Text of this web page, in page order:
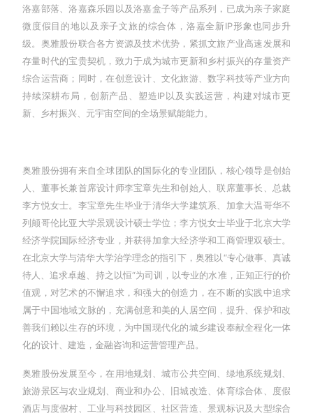
洛嘉部落、洛嘉森乐园以及洛嘉盒子等产品系列，已成为亲子家庭
微度假目的地以及亲子文旅的综合体，洛嘉全新IP形象也同步升
级。奥雅股份联合各方资源及技术优势，紧抓文旅产业高速发展和
存量时代的宝贵契机，致力于成为城市更新和乡村振兴的存量资产
综合运营商；同时，在创意设计、文化旅游、数字科技等产业方向
持续深耕布局，创新产品、塑造IP以及实践运营，构建对城市更
新、乡村振兴、元宇宙空间的全场景赋能能力。
奥雅股份拥有来自全球团队的国际化的专业团队，核心领导是创始
人、董事长兼首席设计师李宝章先生和创始人、联席董事长、总裁
李方悦女士。李宝章先生毕业于清华大学建筑系、加拿大温哥华不
列颠哥伦比亚大学景观设计硕士学位；李方悦女士毕业于北京大学
经济学院国际经济专业，并获得加拿大经济学和工商管理双硕士。
在北京大学与清华大学治学理念的指引下，奥雅以“专心做事、真诚
待人、追求卓越、持之以恒“为司训，以专业的水准，正知正行的价
值观，对艺术的不懈追求，和强大的创造力，在不断的实践中追求
属于中国地域文脉的，充满创意和美的人居空间，提升、保护和改
善我们赖以生存的环境，为中国现代化的城乡建设奉献全程化一体
化的设计、建造，金融咨询和运营管理产品。
奥雅股份发展至今，在用地规划、城市公共空间、绿地系统规划、
旅游景区与农业规划、商业和办公、旧城改造、体育综合体、度假
酒店与度假村、工业与科技园区、社区营造、景观标识及大型综合